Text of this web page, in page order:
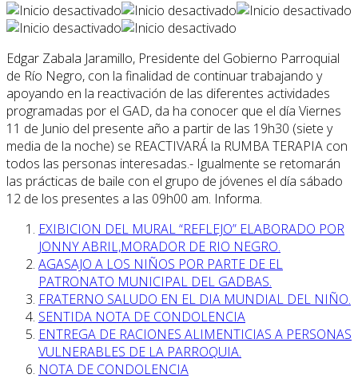
Edgar Zabala Jaramillo, Presidente del Gobierno Parroquial
de Río Negro, con la finalidad de continuar trabajando y
apoyando en la reactivación de las diferentes actividades
programadas por el GAD, da ha conocer que el día Viernes
11 de Junio del presente año a partir de las 19h30 (siete y
media de la noche) se REACTIVARÁ la RUMBA TERAPIA con
todos las personas interesadas.- Igualmente se retomarán
las prácticas de baile con el grupo de jóvenes el día sábado
12 de los presentes a las 09h00 am. Informa.
EXIBICION DEL MURAL “REFLEJO” ELABORADO POR
JONNY ABRIL,MORADOR DE RIO NEGRO.
AGASAJO A LOS NIÑOS POR PARTE DE EL
PATRONATO MUNICIPAL DEL GADBAS.
FRATERNO SALUDO EN EL DIA MUNDIAL DEL NIÑO.
SENTIDA NOTA DE CONDOLENCIA
ENTREGA DE RACIONES ALIMENTICIAS A PERSONAS
VULNERABLES DE LA PARROQUIA.
NOTA DE CONDOLENCIA